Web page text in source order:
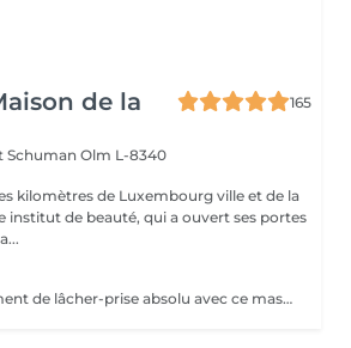
de la
165
Schuman Olm L-8340
kilomètres de Luxembourg ville et de la
institut de beauté, qui a ouvert ses portes
a...
Offrez-vous un moment de lâcher-prise absolu avec ce massage crânien japonais authentique, transmis par une formatrice venue du Japon. Ce soin agit sur le cuir chevelu, la nuque et les trapèzes pour relâcher les tensions, apaiser le mental et rééquilibrer les énergies. Il favorise la détente profonde, améliore la circulation et aide à libérer le stress et la fatigue nerveuse. Idéal seul ou en complément d'un soin, pour une expérience de bien-être global et revitalisante.